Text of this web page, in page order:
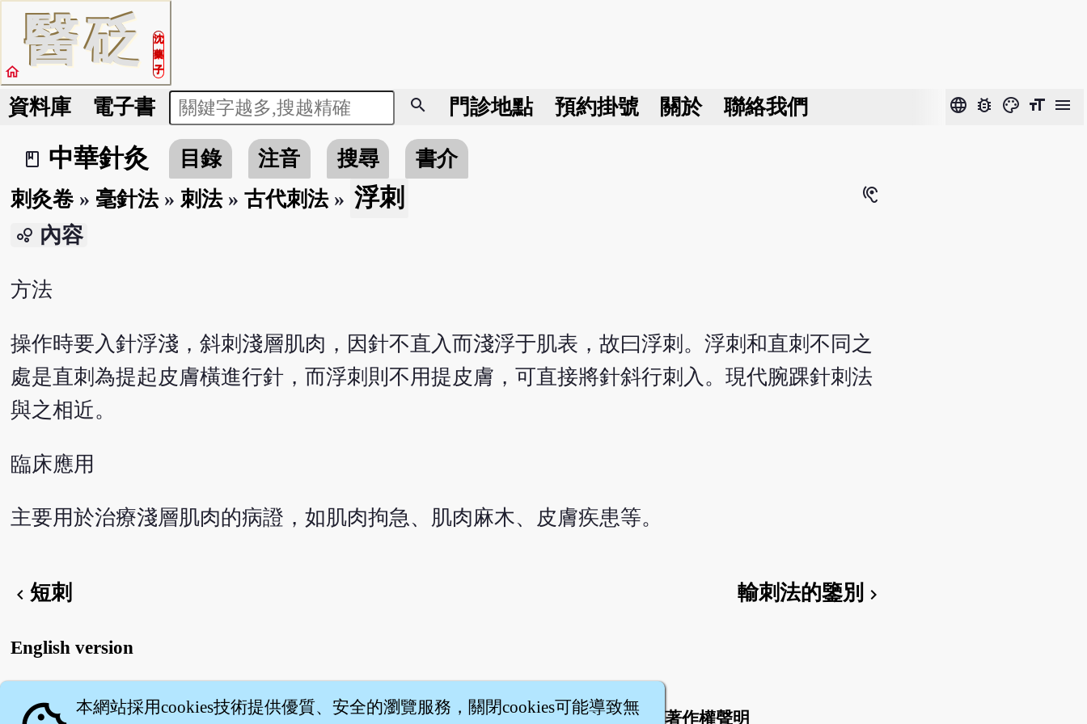
醫砭
沈
藥
子
home
資料庫 電子書 search 門診地點 預約掛號 關於 聯絡我們 language bug_report color_lens format_size menu
book_2
中華針灸 目錄 注音 搜尋
書介
刺灸卷» 毫針法» 刺法» 古代刺法» 浮刺 hearing
bubble_chart 內容
方法
操作時要入針浮淺，斜刺淺層肌肉，因針不直入而淺浮于肌表，故曰浮刺。浮刺和直刺不同之
處是直刺為提起皮膚橫進行針，而浮刺則不用提皮膚，可直接將針斜行刺入。現代腕踝針刺法
與之相近。
臨床應用
主要用於治療淺層肌肉的病證，如肌肉拘急、肌肉麻木、皮膚疾患等。
chevron_left 短刺 輸刺法的鑒別 chevron_right
English version
關於 聯絡我們 服務條款 隱私權條款 著作權聲明
本網站採用cookies技術提供優質、安全的瀏覽服務，關閉cookies可能導致無